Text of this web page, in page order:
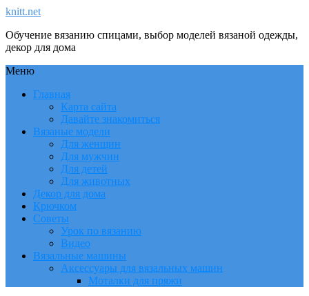
knitt.net
Обучение вязанию спицами, выбор моделей вязаной одежды,
декор для дома
Меню
Главная
Карта сайта
Давайте знакомиться
Вязаные модели
Для женщин
Для мужчин
Для детей
Для животных
Декор для дома
Крючком
Советы
Урок по вязанию
Видео
Вязальные машины
Аксессуары для вязальных машин
Моталки для пряжи